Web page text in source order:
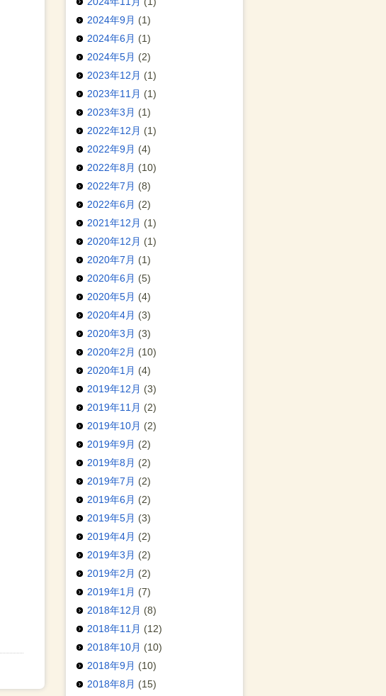
2024年9月 (1)
2024年6月 (1)
2024年5月 (2)
2023年12月 (1)
2023年11月 (1)
2023年3月 (1)
2022年12月 (1)
2022年9月 (4)
2022年8月 (10)
2022年7月 (8)
2022年6月 (2)
2021年12月 (1)
2020年12月 (1)
2020年7月 (1)
2020年6月 (5)
2020年5月 (4)
2020年4月 (3)
2020年3月 (3)
2020年2月 (10)
2020年1月 (4)
2019年12月 (3)
2019年11月 (2)
2019年10月 (2)
2019年9月 (2)
2019年8月 (2)
2019年7月 (2)
2019年6月 (2)
2019年5月 (3)
2019年4月 (2)
2019年3月 (2)
2019年2月 (2)
2019年1月 (7)
2018年12月 (8)
2018年11月 (12)
2018年10月 (10)
2018年9月 (10)
2018年8月 (15)